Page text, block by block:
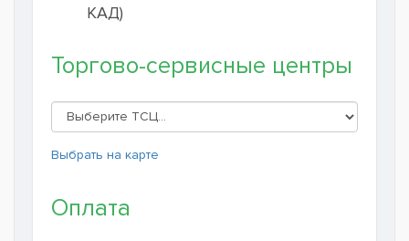
КАД)
Торгово-сервисные центры
Выбрать на карте
Оплата